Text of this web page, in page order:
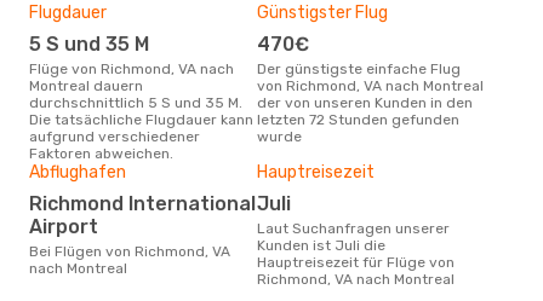
Flugdauer
5 S und 35 M
Flüge von Richmond, VA nach
Montreal dauern
durchschnittlich 5 S und 35 M.
Die tatsächliche Flugdauer kann
aufgrund verschiedener
Faktoren abweichen.
Günstigster Flug
470€
Der günstigste einfache Flug
von Richmond, VA nach Montreal
der von unseren Kunden in den
letzten 72 Stunden gefunden
wurde
Abflughafen
Richmond International
Airport
Bei Flügen von Richmond, VA
nach Montreal
Hauptreisezeit
Juli
Laut Suchanfragen unserer
Kunden ist Juli die
Hauptreisezeit für Flüge von
Richmond, VA nach Montreal